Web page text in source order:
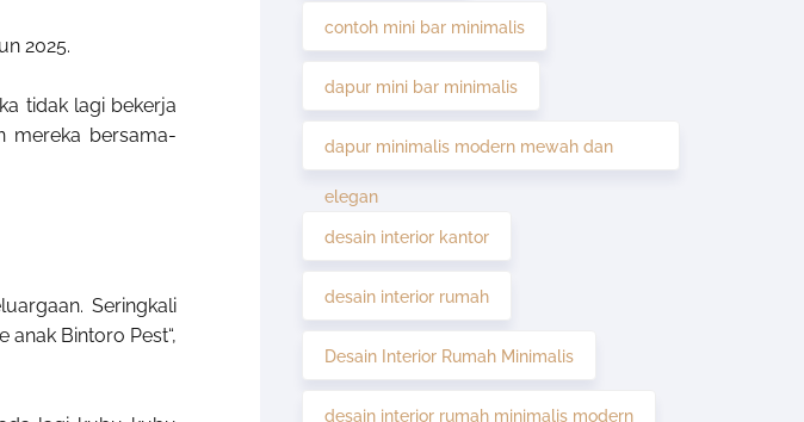
2025.
tidak lagi bekerja
mereka bersama-
Seringkali
Bintoro Pest“,
contoh mini bar minimalis
dapur mini bar minimalis
dapur minimalis modern mewah dan
elegan
desain interior kantor
desain interior rumah
Desain Interior Rumah Minimalis
desain interior rumah minimalis modern